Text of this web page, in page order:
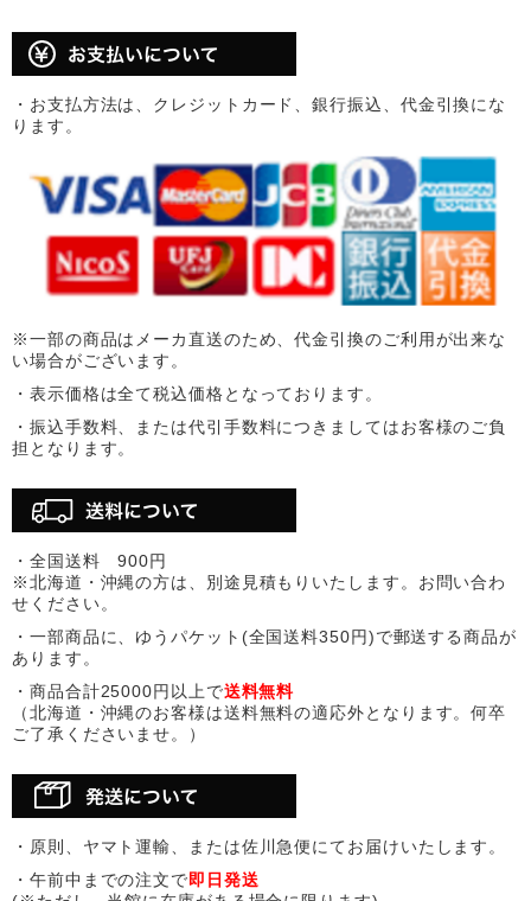
・お支払方法は、クレジットカード、銀行振込、代金引換にな
ります。
※一部の商品はメーカ直送のため、代金引換のご利用が出来な
い場合がございます。
・表示価格は全て税込価格となっております。
・振込手数料、または代引手数料につきましてはお客様のご負
担となります。
・全国送料 900円
※北海道・沖縄の方は、別途見積もりいたします。お問い合わ
せください。
・一部商品に、ゆうパケット(全国送料350円)で郵送する商品が
あります。
・商品合計25000円以上で送料無料
（北海道・沖縄のお客様は送料無料の適応外となります。何卒
ご了承くださいませ。）
・原則、ヤマト運輸、または佐川急便にてお届けいたします。
・午前中までの注文で即日発送